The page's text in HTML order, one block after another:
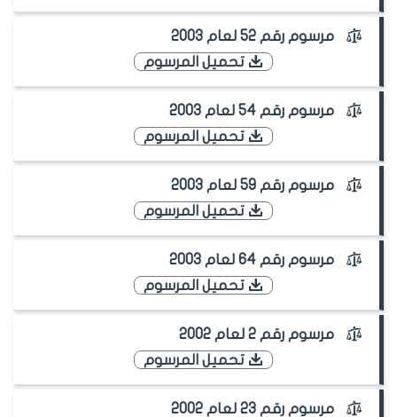
مرسوم رقم 52 لعام 2003
تحميل المرسوم
مرسوم رقم 54 لعام 2003
تحميل المرسوم
مرسوم رقم 59 لعام 2003
تحميل المرسوم
مرسوم رقم 64 لعام 2003
تحميل المرسوم
مرسوم رقم 2 لعام 2002
تحميل المرسوم
مرسوم رقم 23 لعام 2002